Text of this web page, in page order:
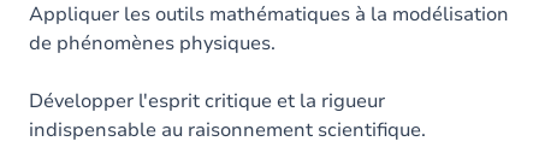
Appliquer les outils mathématiques à la modélisation
de phénomènes physiques.
Développer l'esprit critique et la rigueur
indispensable au raisonnement scientifique.